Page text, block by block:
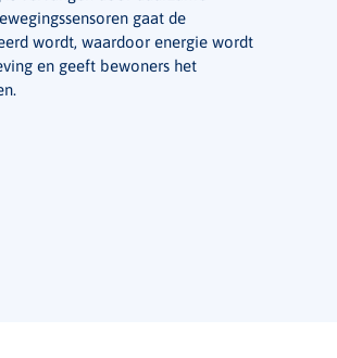
gaat de
wordt, waardoor energie wordt
en geeft bewoners het